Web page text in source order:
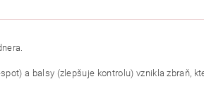
a balsy (zlepšuje kontrolu) vznikla zbraň,